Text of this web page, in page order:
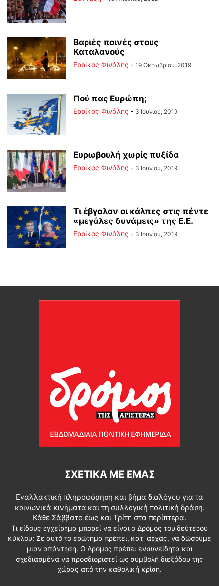
Βαριές ποινές στους
Καταλανούς
Ερρίκος Φινάλης - 19 Οκτωβρίου, 2019
Πού πας Ευρώπη;
Ερρίκος Φινάλης - 3 Ιουνίου, 2019
Ευρωβουλή χωρίς πυξίδα
Ερρίκος Φινάλης - 3 Ιουνίου, 2019
Τι έβγαλαν οι κάλπες στις πέντε
«μεγάλες δυνάμεις» της Ε.Ε.
Ερρίκος Φινάλης - 3 Ιουνίου, 2019
ΣΧΕΤΙΚΆ ΜΕ ΕΜΆΣ
Εναλλακτική πληροφόρηση και βήμα διαλόγου για τα
κοινωνικά κινήματα και τη συλλογική πολιτική δράση.
Κάθε Σάββατο έως και Τρίτη στα περίπτερα.
Τι είδους εγχείρημα μπορεί να είναι ο Δρόμος του δεύτερου
κύκλου; Σε αυτό το ερώτημα πρέπει, κατ’ αρχάς, να δώσουμε
μιαν απάντηση. Ο Δρόμος πρέπει ενσυνείδητα και
σχεδιασμένα να προσδιοριστεί ως συμβολή διεξόδου της
χώρας από την καθολική κρίση.